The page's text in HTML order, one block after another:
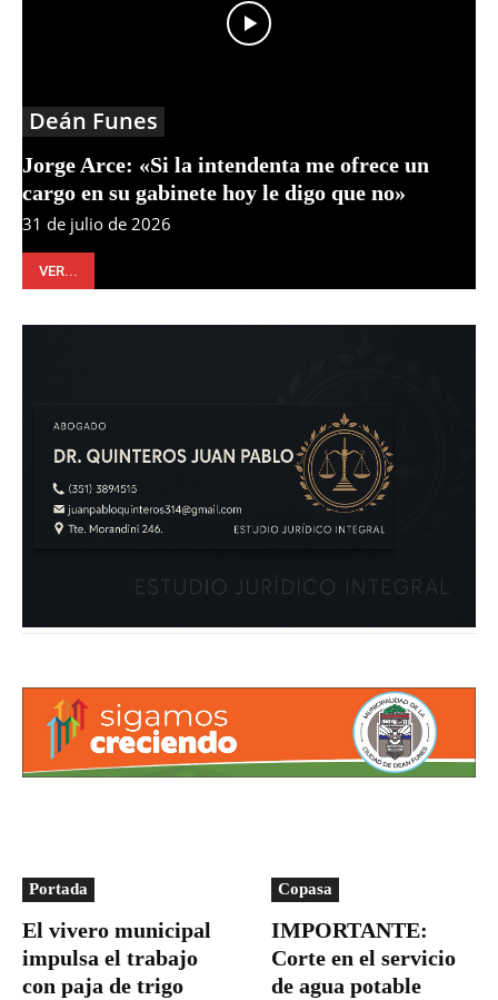
Deán Funes
Jorge Arce: «Si la intendenta me ofrece un
cargo en su gabinete hoy le digo que no»
31 de julio de 2026
VER...
Portada
El vivero municipal
impulsa el trabajo
con paja de trigo
Copasa
IMPORTANTE:
Corte en el servicio
de agua potable